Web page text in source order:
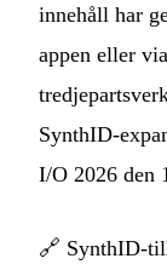
innehåll har
appen eller
SynthID-
I/O 2026 den
🔗 SynthID-